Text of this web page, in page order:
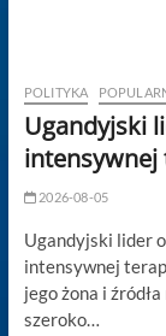
POLITYKA
Ugandyjski
intensywnej
2026-08-05
Ugandyjski lider
intensywnej
jego żona i
szeroko…